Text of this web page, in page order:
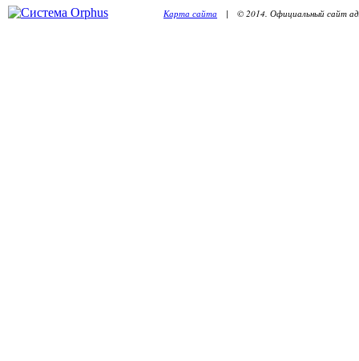
Карта сайта | © 2014. Официальный сайт